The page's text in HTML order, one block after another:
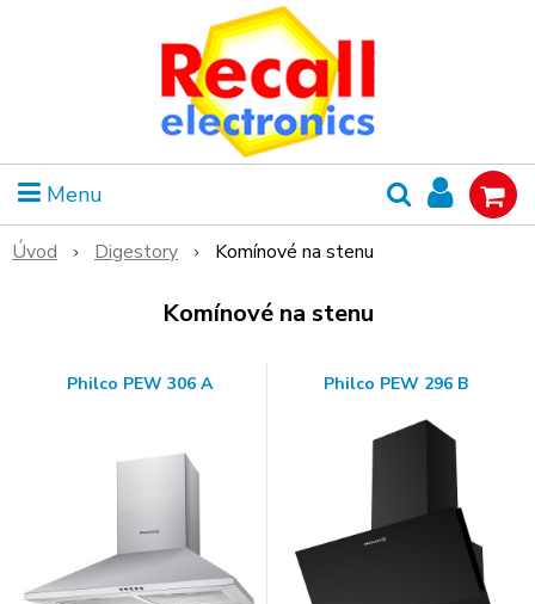
Menu
Úvod Digestory Komínové na stenu
Komínové na stenu
Philco PEW 306 A Philco PEW 296 B